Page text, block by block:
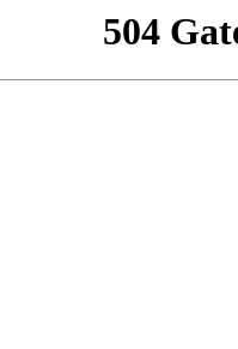
504